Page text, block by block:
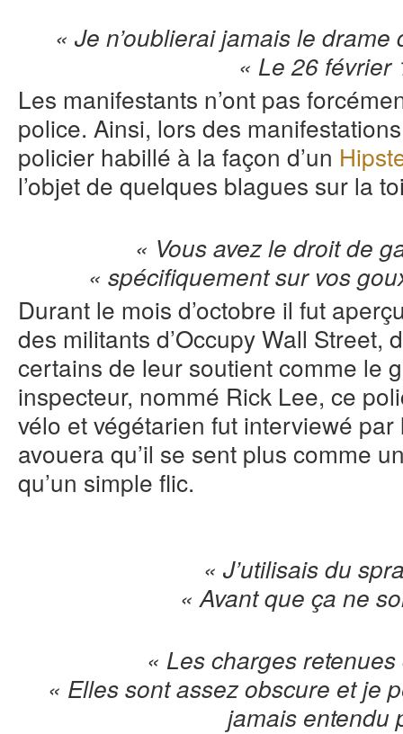
« Je n’oublierai jamais le
« Le 26 février
Les manifestants n’ont pas
police. Ainsi, lors des
policier habillé à la façon d’un
l’objet de quelques blagues sur la
« Vous avez le droit de
« spécifiquement sur vos
Durant le mois d’octobre il fut
des militants d’Occupy Wall Street,
certains de leur soutient comme le
inspecteur, nommé Rick Lee, ce
vélo et végétarien fut interviewé
avouera qu’il se sent plus comme
qu’un simple flic.
« J’utilisais du
« Avant que ça ne
« Les charges
« Elles sont assez obscure et je
jamais entendu